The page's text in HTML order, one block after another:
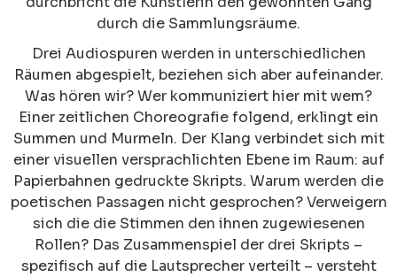
durch die Sammlungsräume.
Drei Audiospuren werden in unterschiedlichen
Räumen abgespielt, beziehen sich aber aufeinander.
Was hören wir? Wer kommuniziert hier mit wem?
Einer zeitlichen Choreografie folgend, erklingt ein
Summen und Murmeln. Der Klang verbindet sich mit
einer visuellen versprachlichten Ebene im Raum: auf
Papierbahnen gedruckte Skripts. Warum werden die
poetischen Passagen nicht gesprochen? Verweigern
sich die die Stimmen den ihnen zugewiesenen
Rollen? Das Zusammenspiel der drei Skripts –
spezifisch auf die Lautsprecher verteilt – versteht